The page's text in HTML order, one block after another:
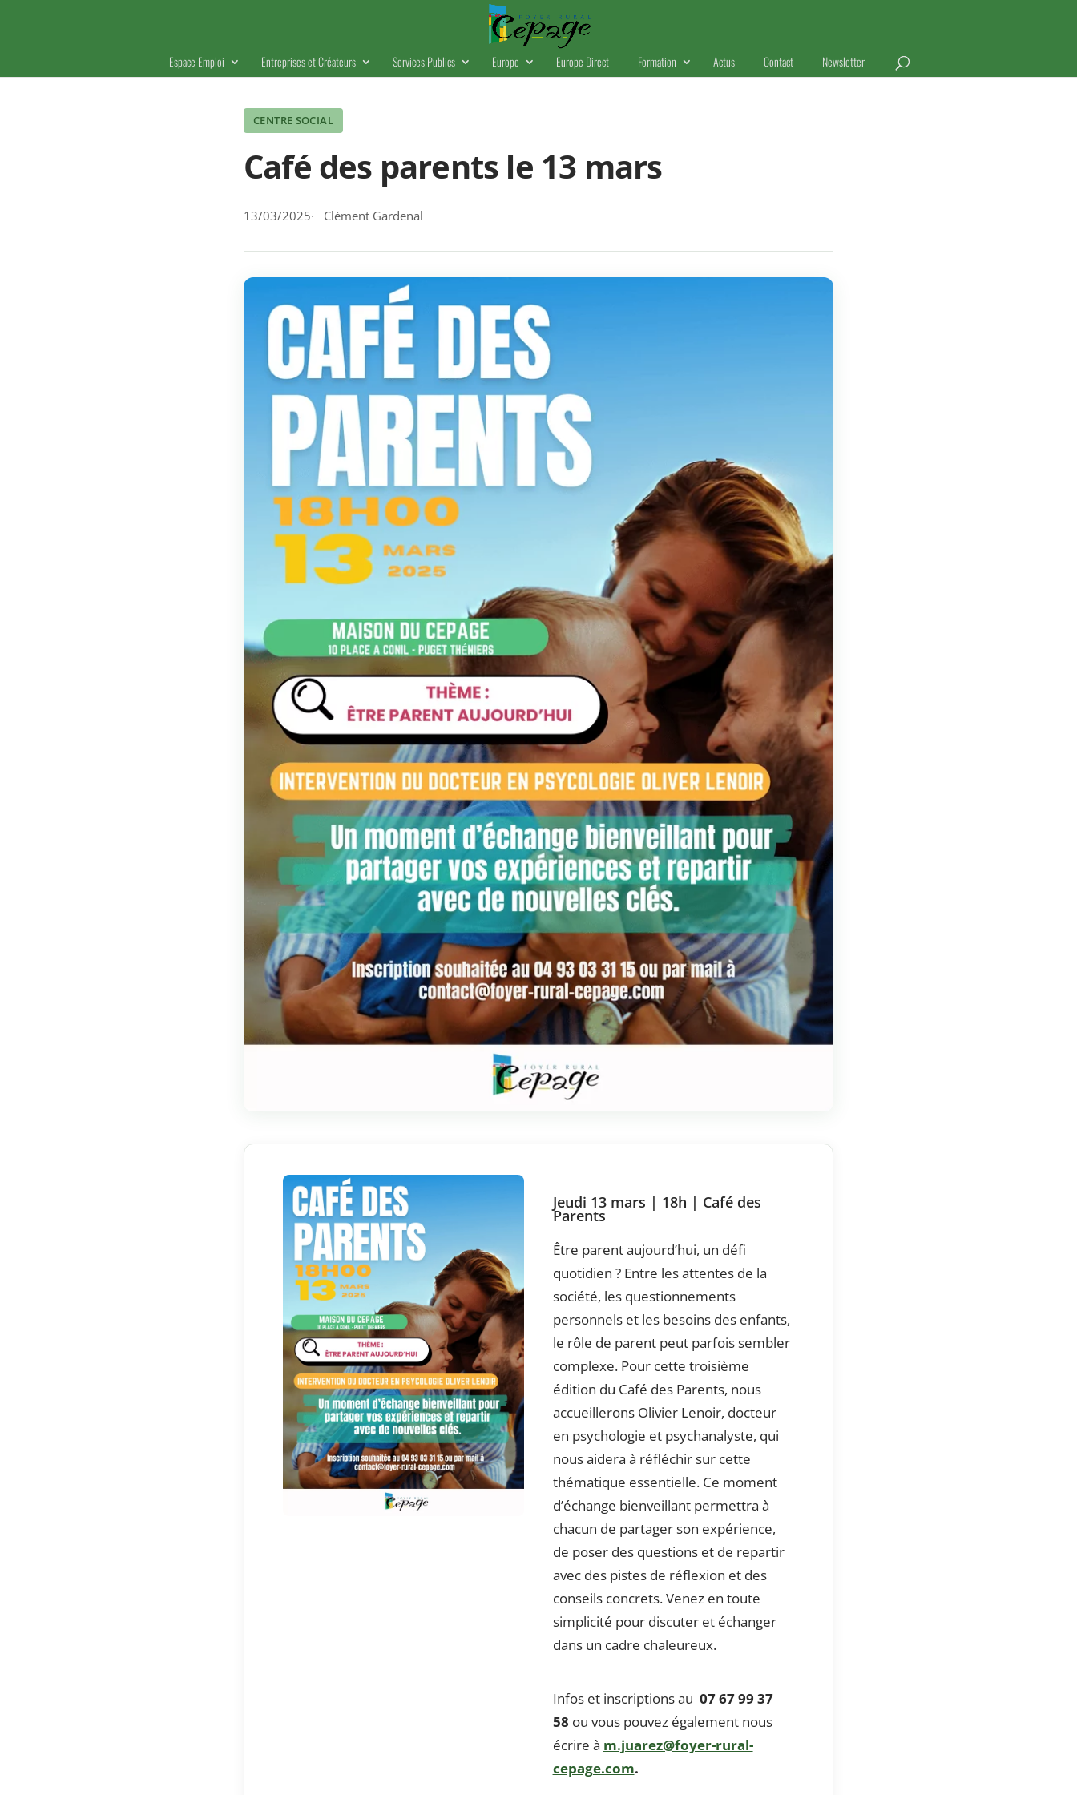
Espace Emploi Entreprises et Créateurs Services Publics Europe Europe Direct Formation Actus Contact Newsletter
CENTRE SOCIAL
Café des parents le 13 mars
13/03/2025 Clément Gardenal
Jeudi 13 mars | 18h | Café des
Parents
Être parent aujourd’hui, un défi
quotidien ? Entre les attentes de la
société, les questionnements
personnels et les besoins des enfants,
le rôle de parent peut parfois sembler
complexe. Pour cette troisième
édition du Café des Parents, nous
accueillerons Olivier Lenoir, docteur
en psychologie et psychanalyste, qui
nous aidera à réfléchir sur cette
thématique essentielle. Ce moment
d’échange bienveillant permettra à
chacun de partager son expérience,
de poser des questions et de repartir
avec des pistes de réflexion et des
conseils concrets. Venez en toute
simplicité pour discuter et échanger
dans un cadre chaleureux.
Infos et inscriptions au 07 67 99 37
58 ou vous pouvez également nous
écrire à m.juarez@foyer-rural-
cepage.com.